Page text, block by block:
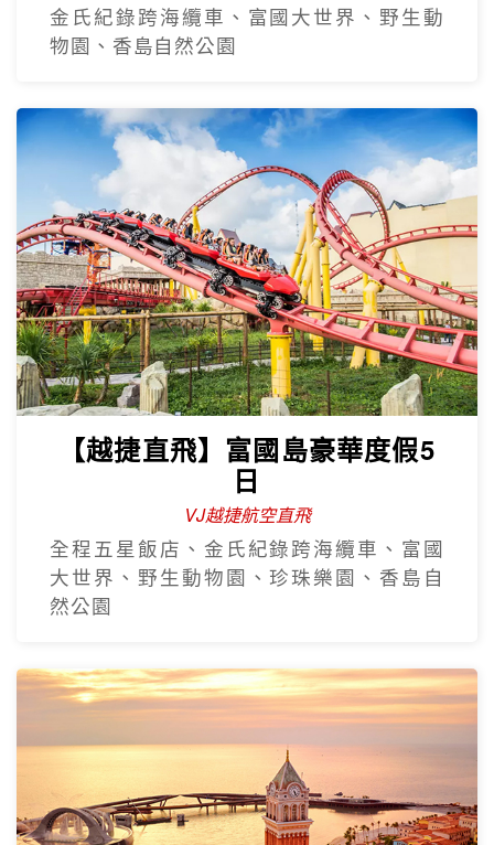
金氏紀錄跨海纜車、富國大世界、野生動
物園、香島自然公園
【越捷直飛】富國島豪華度假5
日
VJ越捷航空直飛
全程五星飯店、金氏紀錄跨海纜車、富國
大世界、野生動物園、珍珠樂園、香島自
然公園